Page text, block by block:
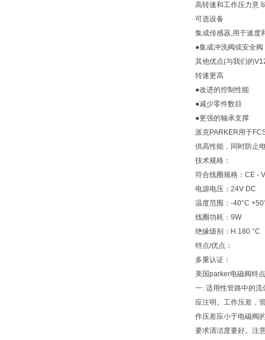
高转速和工作压力意
可选设备
集成传感器,用于速度
●集成冲洗阀或安全阀
其他优点(与我们的
转速更高
●改进的控制性能
●减少零件数目
●更强的轴承支撑
派克PARKER用于
供高性能，同时防止
技术规格：
符合线圈规格：CE -
电源电压：24V DC
温度范围：-40°C
线圈功耗：9W
绝缘级别：H 180 °C
特点/优点：
多重认证：
美国parker电磁阀特
一. 适用性管路中的
应注明。工作压差，
作压差应小于电磁阀
要求清洁度要好。注